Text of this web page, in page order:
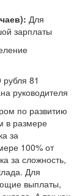
Для
зарплаты
81
руководителя
по развитию
в размере
за
100% от
за сложность,
Для
выплаты,